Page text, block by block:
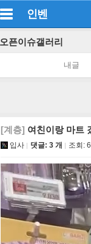
인벤
오픈이슈갤러리
내글
[계층] 여친이랑 마트
입사 댓글: 3 개 조회: